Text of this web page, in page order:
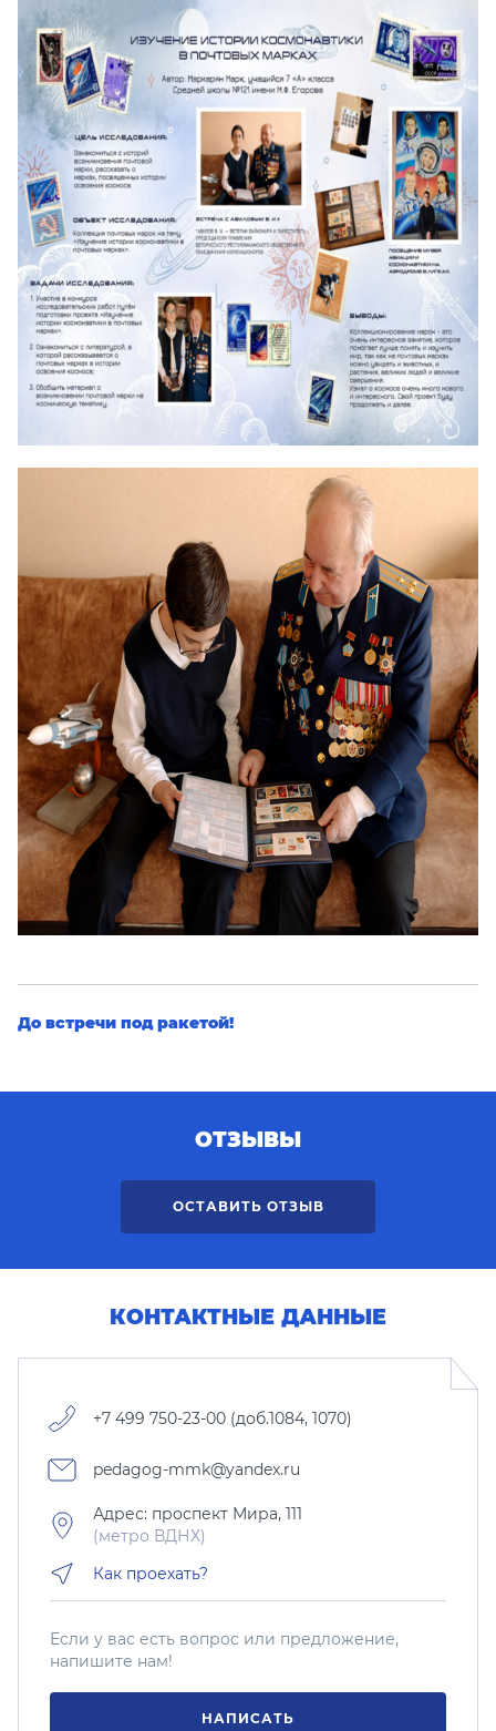
До встречи под ракетой!
ОТЗЫВЫ
ОСТАВИТЬ ОТЗЫВ
КОНТАКТНЫЕ ДАННЫЕ
+7 499 750-23-00 (доб.1084, 1070)
pedagog-mmk@yandex.ru
Адрес: проспект Мира, 111
(метро ВДНХ)
Как проехать?
Если у вас есть вопрос или предложение,
напишите нам!
НАПИСАТЬ